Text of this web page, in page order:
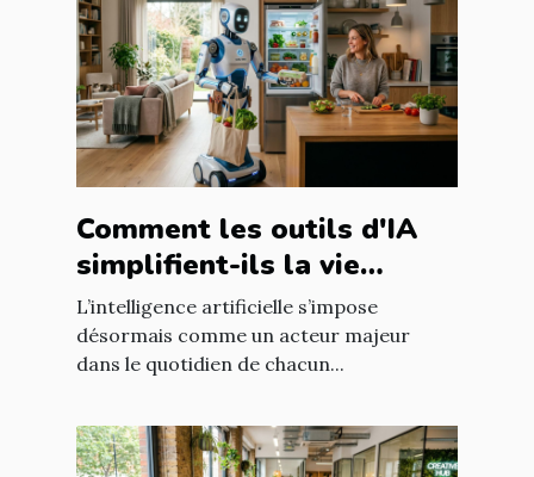
Comment les outils d'IA
simplifient-ils la vie
quotidienne ?
L’intelligence artificielle s’impose
désormais comme un acteur majeur
dans le quotidien de chacun...